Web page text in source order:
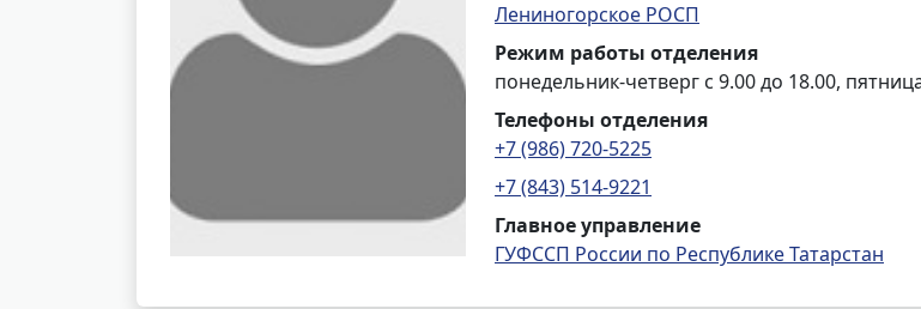
Лениногорское РОСП
Режим работы отделения
понедельник-четверг с 9.00 до 18.00,
Телефоны отделения
+7 (986) 720-5225
+7 (843) 514-9221
Главное управление
ГУФССП России по Республике Татарстан